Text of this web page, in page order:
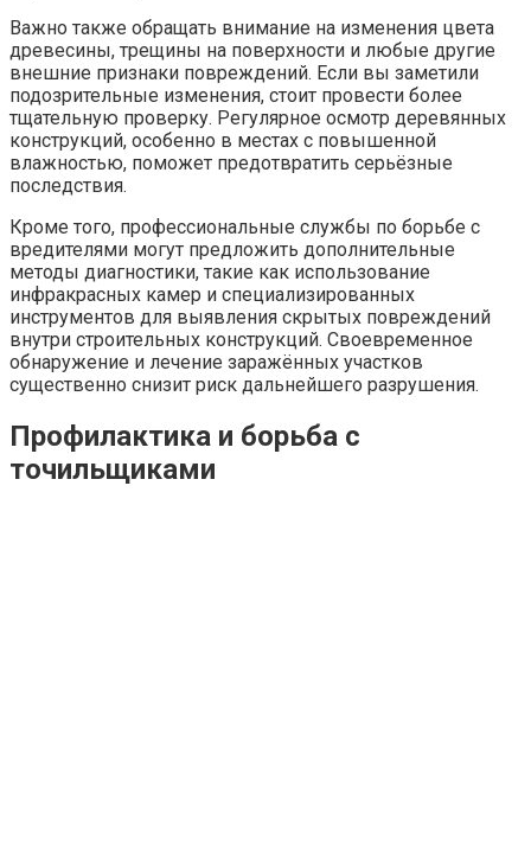
Важно также обращать внимание на изменения цвета
древесины, трещины на поверхности и любые другие
внешние признаки повреждений. Если вы заметили
подозрительные изменения, стоит провести более
тщательную проверку. Регулярное осмотр деревянных
конструкций, особенно в местах с повышенной
влажностью, поможет предотвратить серьёзные
последствия.
Кроме того, профессиональные службы по борьбе с
вредителями могут предложить дополнительные
методы диагностики, такие как использование
инфракрасных камер и специализированных
инструментов для выявления скрытых повреждений
внутри строительных конструкций. Своевременное
обнаружение и лечение заражённых участков
существенно снизит риск дальнейшего разрушения.
Профилактика и борьба с
точильщиками